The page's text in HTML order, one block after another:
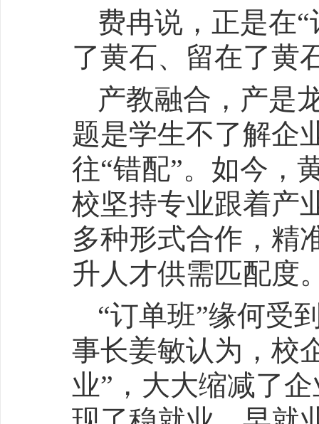
费冉说，正是在
了黄石、留在了黄
产教融合，产是
题是学生不了解企
往“错配”。如今，
校坚持专业跟着产
多种形式合作，精
升人才供需匹配度
“订单班”缘何受
事长姜敏认为，校
业”，大大缩减了